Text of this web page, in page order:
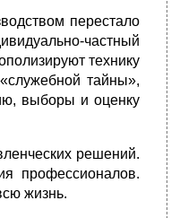
перестало
частный
технику
тайны»,
выборы и оценку
решений.
профессионалов.
жизнь.